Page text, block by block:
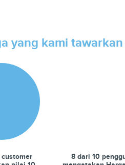
yang kami
8 dari 10